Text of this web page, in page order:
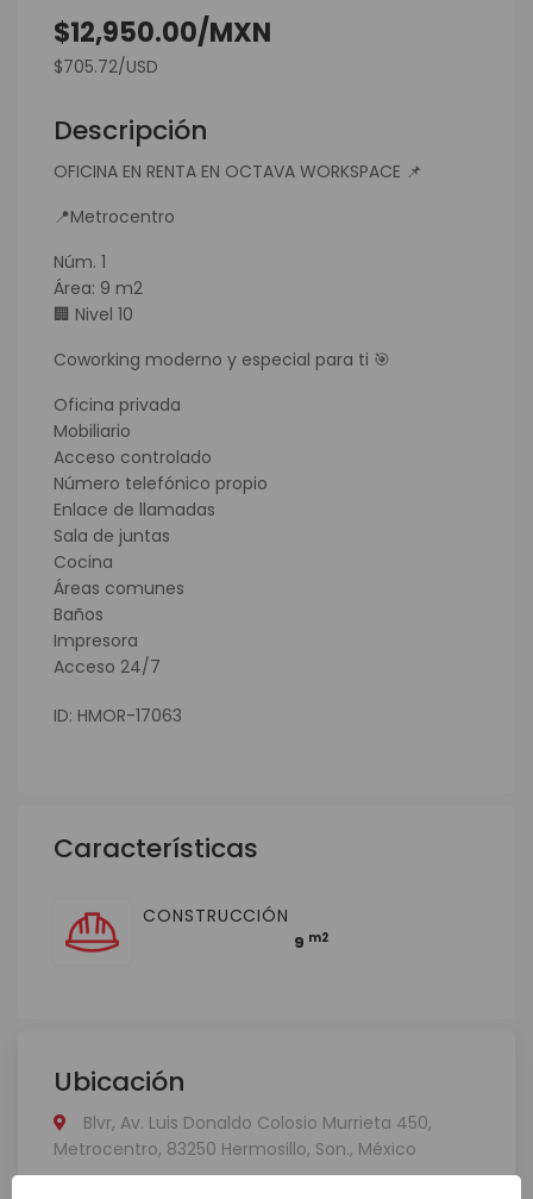
$12,950.00/MXN
$705.72/USD
Descripción
OFICINA EN RENTA EN OCTAVA WORKSPACE 📌
📍Metrocentro
Núm. 1
Área: 9 m2
🏢 Nivel 10
Coworking moderno y especial para ti 🎯
Oficina privada
Mobiliario
Acceso controlado
Número telefónico propio
Enlace de llamadas
Sala de juntas
Cocina
Áreas comunes
Baños
Impresora
Acceso 24/7
ID: HMOR-17063
Características
CONSTRUCCIÓN
9 m2
Ubicación
Blvr, Av. Luis Donaldo Colosio Murrieta 450,
Metrocentro, 83250 Hermosillo, Son., México